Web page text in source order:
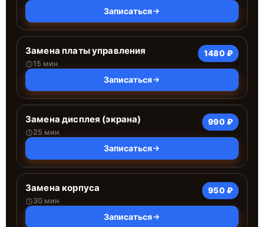
Записаться
Замена платы управления
15 мин
1480 ₽
Записаться
Замена дисплея (экрана)
25 мин
990 ₽
Записаться
Замена корпуса
30 мин
950 ₽
Записаться